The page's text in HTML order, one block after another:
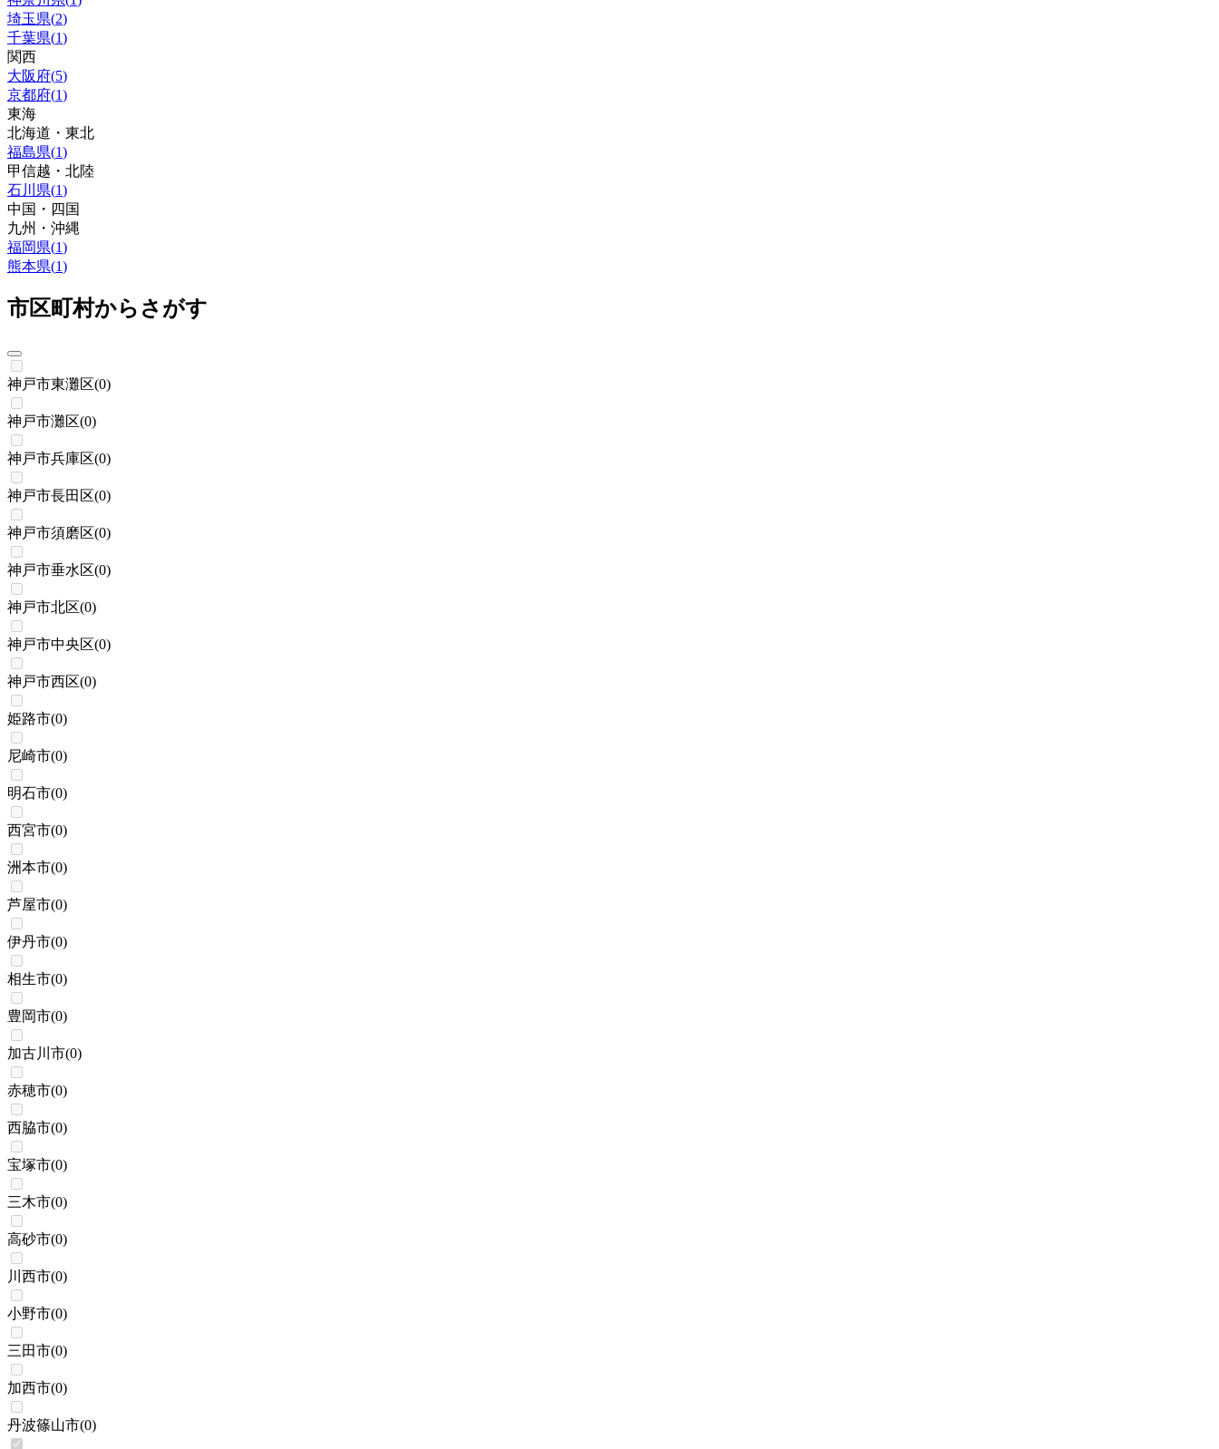
埼玉県(2)
千葉県(1)
関西
大阪府(5)
京都府(1)
東海
北海道・東北
福島県(1)
甲信越・北陸
石川県(1)
中国・四国
九州・沖縄
福岡県(1)
熊本県(1)
市区町村からさがす
神戸市東灘区(0)
神戸市灘区(0)
神戸市兵庫区(0)
神戸市長田区(0)
神戸市須磨区(0)
神戸市垂水区(0)
神戸市北区(0)
神戸市中央区(0)
神戸市西区(0)
姫路市(0)
尼崎市(0)
明石市(0)
西宮市(0)
洲本市(0)
芦屋市(0)
伊丹市(0)
相生市(0)
豊岡市(0)
加古川市(0)
赤穂市(0)
西脇市(0)
宝塚市(0)
三木市(0)
高砂市(0)
川西市(0)
小野市(0)
三田市(0)
加西市(0)
丹波篠山市(0)